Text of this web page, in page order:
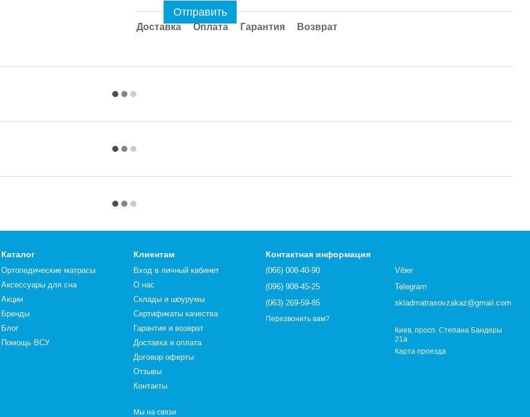
Отправить
Доставка Оплата Гарантия Возврат
Каталог
Ортопедические матрасы
Аксессуары для сна
Акции
Бренды
Блог
Помощь ВСУ
Клиентам
Вход в личный кабинет
О нас
Склады и шоурумы
Сертификаты качества
Гарантия и возврат
Доставка и оплата
Договор оферты
Отзывы
Контакты
Мы на связи
Контактная информация
(066) 008-40-90
(096) 908-45-25
(063) 269-59-85
Перезвонить вам?
Viber
Telegram
skladmatrasovzakaz@gmail.com
Киев, просп. Степана Бандеры
21а
Карта проезда